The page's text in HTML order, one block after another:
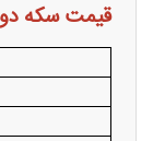
قیمت سکه دوشنبه ۲۸